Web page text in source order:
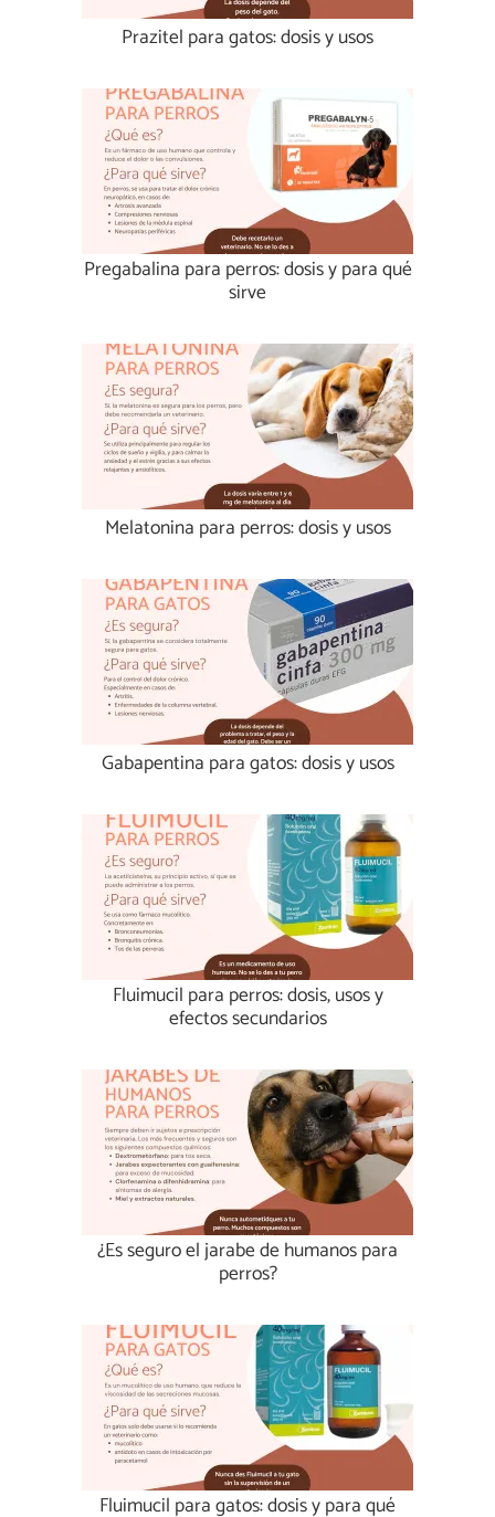
Prazitel para gatos: dosis y usos
Pregabalina para perros: dosis y para qué
sirve
Melatonina para perros: dosis y usos
Gabapentina para gatos: dosis y usos
Fluimucil para perros: dosis, usos y
efectos secundarios
¿Es seguro el jarabe de humanos para
perros?
Fluimucil para gatos: dosis y para qué